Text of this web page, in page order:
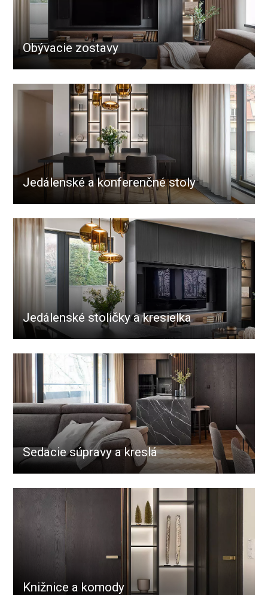
Obývacie zostavy
Jedálenské a konferenčné stoly
Jedálenské stoličky a kresielka
Sedacie súpravy a kreslá
Knižnice a komody